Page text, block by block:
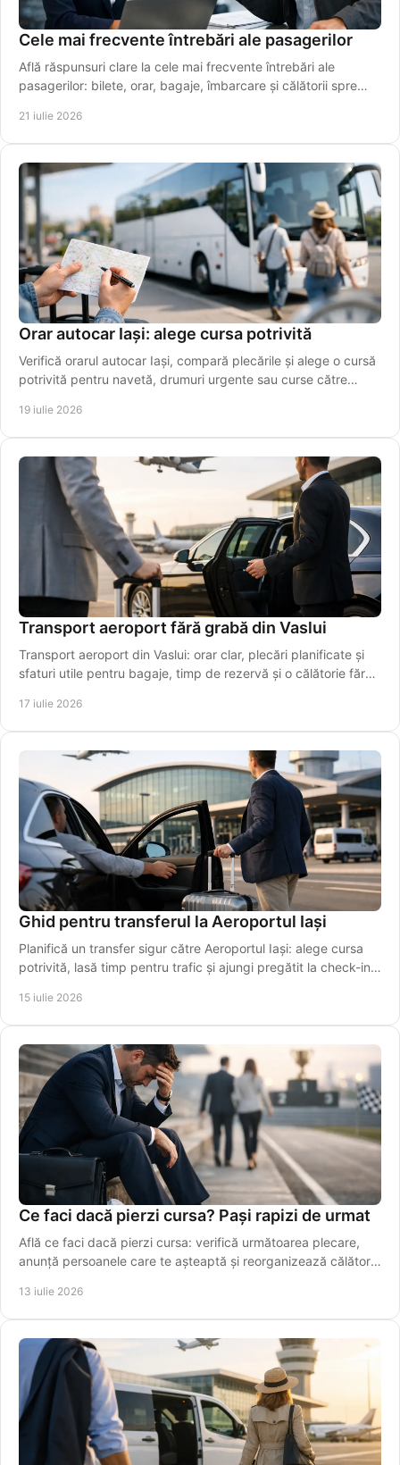
Cele mai frecvente întrebări ale pasagerilor
Află răspunsuri clare la cele mai frecvente întrebări ale
pasagerilor: bilete, orar, bagaje, îmbarcare și călătorii spre
21 iulie 2026
Orar autocar Iași: alege cursa potrivită
Verifică orarul autocar Iași, compară plecările și alege o cursă
potrivită pentru navetă, drumuri urgente sau curse către
19 iulie 2026
Transport aeroport fără grabă din Vaslui
Transport aeroport din Vaslui: orar clar, plecări planificate și
sfaturi utile pentru bagaje, timp de rezervă și o călătorie fără
17 iulie 2026
Ghid pentru transferul la Aeroportul Iași
Planifică un transfer sigur către Aeroportul Iași: alege cursa
potrivită, lasă timp pentru trafic și ajungi pregătit la check-in,
15 iulie 2026
Ce faci dacă pierzi cursa? Pași rapizi de urmat
Află ce faci dacă pierzi cursa: verifică următoarea plecare,
anunță persoanele care te așteaptă și reorganizează călătoria
13 iulie 2026